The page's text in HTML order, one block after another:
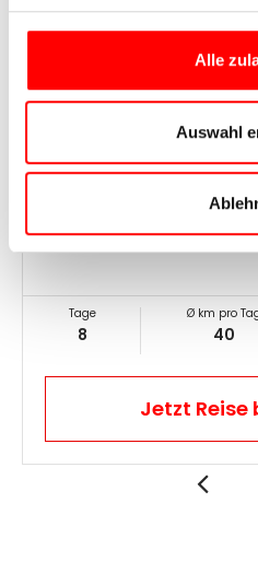
Alle
Auswahl
Altstadt von Rhodos –
Weltkulturerbe
Tal der Schmetterlinge
Akropolis von Lindos
Etappenlänge ●●○○○,
Flughafentransfer
Tage
8
Ø km pro
40
Jetzt Reise